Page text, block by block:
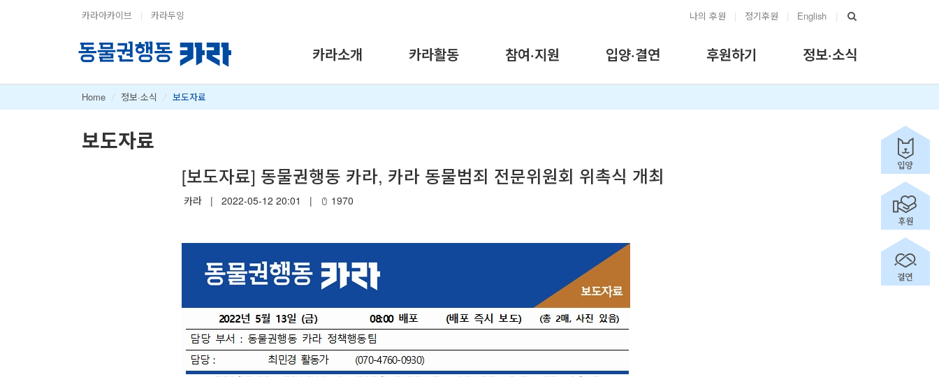
카라아카이브 | 카라두잉 나의 후원 | 정기후원 | English |
카라소개 카라활동 참여·지원 입양·결연 후원하기 정보·소식
Home / 정보·소식 / 보도자료
보도자료
[보도자료] 동물권행동 카라, 카라 동물범죄 전문위원회 위촉식 개최
카라 | 2022-05-12 20:01 | 1970